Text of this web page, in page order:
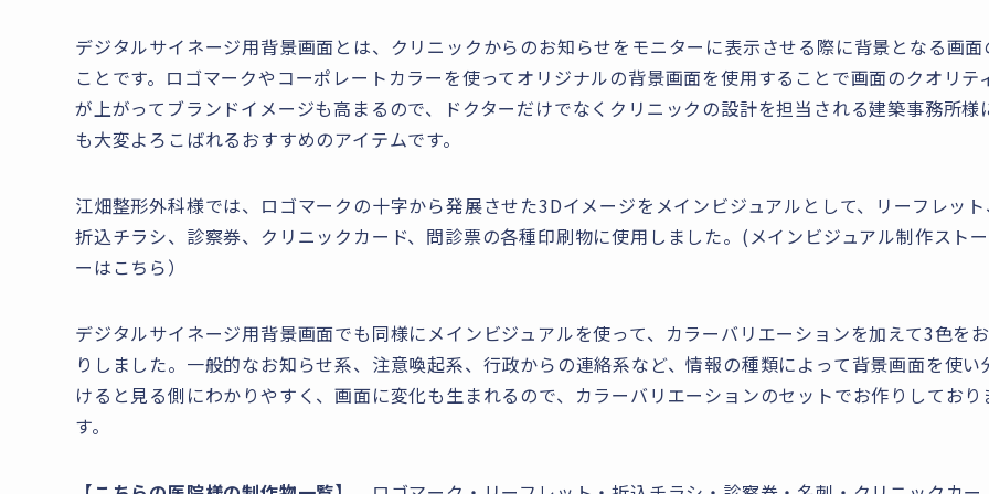
デジタルサイネージ用背景画面とは、クリニックからのお知らせをモニターに表示させる際に背景となる画面
ことです。ロゴマークやコーポレートカラーを使ってオリジナルの背景画面を使用することで画面のクオリテ
が上がってブランドイメージも高まるので、ドクターだけでなくクリニックの設計を担当される建築事務所様
も大変よろこばれるおすすめのアイテムです。
江畑整形外科様では、ロゴマークの十字から発展させた3Dイメージをメインビジュアルとして、リーフレット
折込チラシ、診察券、クリニックカード、問診票の各種印刷物に使用しました。(メインビジュアル制作スト
ーはこちら）
デジタルサイネージ用背景画面でも同様にメインビジュアルを使って、カラーバリエーションを加えて3色を
りしました。一般的なお知らせ系、注意喚起系、行政からの連絡系など、情報の種類によって背景画面を使い
けると見る側にわかりやすく、画面に変化も生まれるので、カラーバリエーションのセットでお作りしており
す。